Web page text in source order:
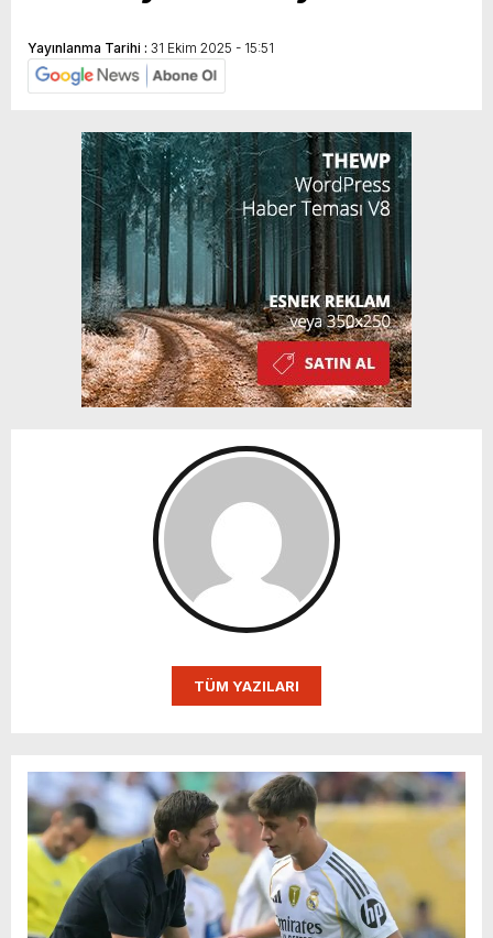
Yayınlanma Tarihi : 31 Ekim 2025 - 15:51
TÜM YAZILARI